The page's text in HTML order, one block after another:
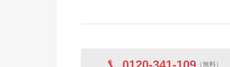
（無料）